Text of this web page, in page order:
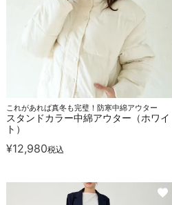
これがあれば真冬も完璧！防寒中綿アウター
スタンドカラー中綿アウター（ホワイ
ト）
¥12,980税込